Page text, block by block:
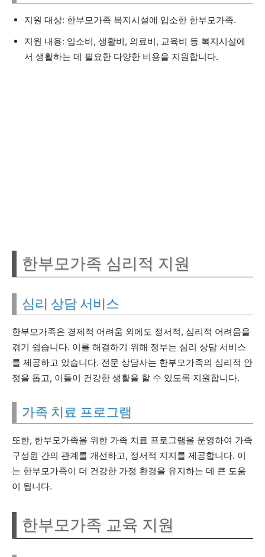
지원 대상: 한부모가족 복지시설에 입소한 한부모가족.
지원 내용: 입소비, 생활비, 의료비, 교육비 등 복지시설에
서 생활하는 데 필요한 다양한 비용을 지원합니다.
한부모가족 심리적 지원
심리 상담 서비스
한부모가족은 경제적 어려움 외에도 정서적, 심리적 어려움을
겪기 쉽습니다. 이를 해결하기 위해 정부는 심리 상담 서비스
를 제공하고 있습니다. 전문 상담사는 한부모가족의 심리적 안
정을 돕고, 이들이 건강한 생활을 할 수 있도록 지원합니다.
가족 치료 프로그램
또한, 한부모가족을 위한 가족 치료 프로그램을 운영하여 가족
구성원 간의 관계를 개선하고, 정서적 지지를 제공합니다. 이
는 한부모가족이 더 건강한 가정 환경을 유지하는 데 큰 도움
이 됩니다.
한부모가족 교육 지원